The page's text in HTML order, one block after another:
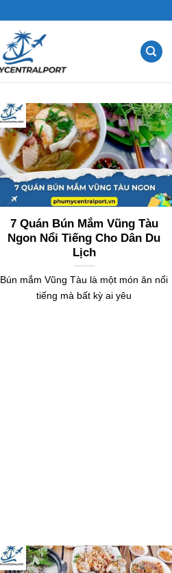
7 Quán Bún Mắm Vũng Tàu
Ngon Nổi Tiếng Cho Dân Du
Lịch
Bún mắm Vũng Tàu là một món ăn nổi
tiếng mà bất kỳ ai yêu